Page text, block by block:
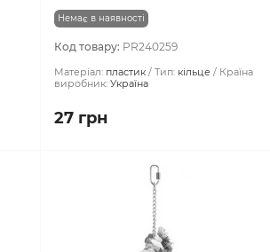
Немає в наявності
Код товару: PR240259
Матеріал: пластик Тип: кільце
Країна
виробник: Україна
27 грн